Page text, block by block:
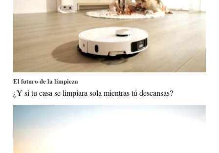
El futuro de la limpieza
¿Y si tu casa se limpiara sola mientras tú descansas?